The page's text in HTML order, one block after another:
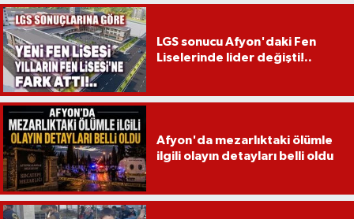
LGS sonucu Afyon'daki Fen
Liselerinde lider değişti!..
Afyon'da mezarlıktaki ölümle
ilgili olayın detayları belli oldu